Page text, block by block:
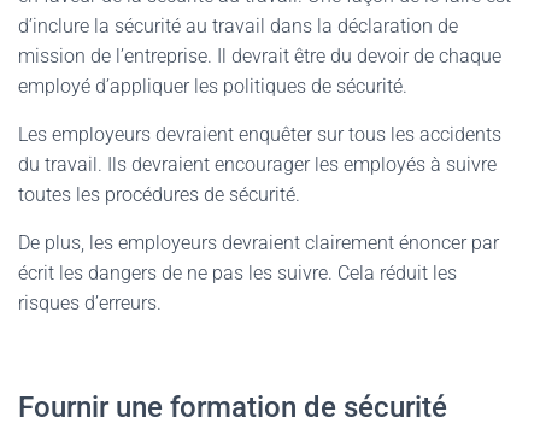
d’inclure la sécurité au travail dans la déclaration de
mission de l’entreprise. Il devrait être du devoir de chaque
employé d’appliquer les politiques de sécurité.
Les employeurs devraient enquêter sur tous les accidents
du travail. Ils devraient encourager les employés à suivre
toutes les procédures de sécurité.
De plus, les employeurs devraient clairement énoncer par
écrit les dangers de ne pas les suivre. Cela réduit les
risques d’erreurs.
Fournir une formation de sécurité